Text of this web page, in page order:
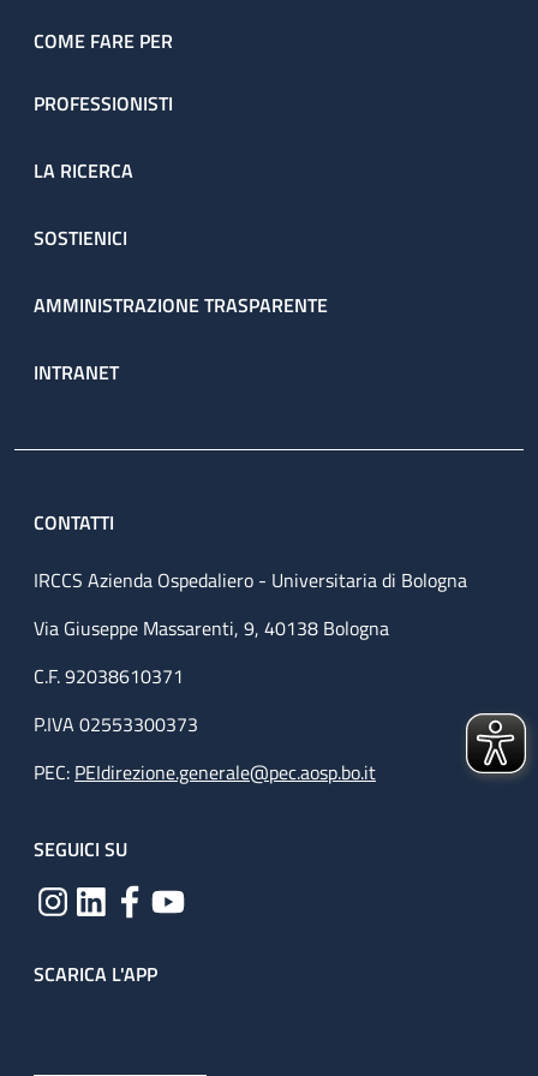
attraverso il percorso ambulatoriale complesso (PAC).
COME FARE PER
PROFESSIONISTI
LA RICERCA
SOSTIENICI
AMMINISTRAZIONE TRASPARENTE
INTRANET
CONTATTI
IRCCS Azienda Ospedaliero - Universitaria di Bologna
Via Giuseppe Massarenti, 9, 40138 Bologna
C.F. 92038610371
P.IVA 02553300373
PEC: PEIdirezione.generale@pec.aosp.bo.it
SEGUICI SU
SCARICA L'APP